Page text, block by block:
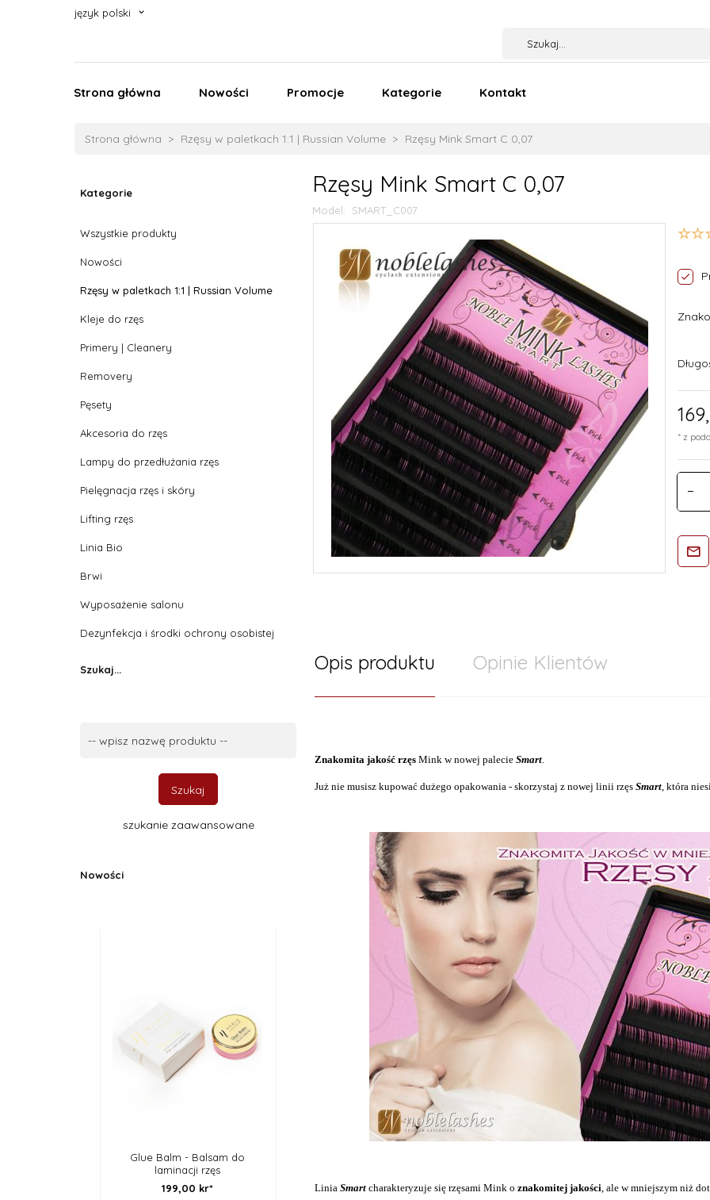
język polski
Strona główna Nowości Promocje Kategorie Kontakt
Strona główna Rzęsy w paletkach 1:1 | Russian Volume Rzęsy Mink Smart C 0,07
Kategorie
Wszystkie produkty
Nowości
Rzęsy w paletkach 1:1 | Russian Volume
Kleje do rzęs
Primery | Cleanery
Removery
Pęsety
Akcesoria do rzęs
Lampy do przedłużania rzęs
Pielęgnacja rzęs i skóry
Lifting rzęs
Linia Bio
Brwi
Wyposażenie salonu
Dezynfekcja i środki ochrony osobistej
Szukaj...
Szukaj
szukanie zaawansowane
Nowości
Glue Balm - Balsam do
laminacji rzęs
199,00 kr* 189,00 kr*
185,00 kr*
Rzęsy Mink Smart C 0,07
Model:
SMART_C007
169,
* z
Opis produktu Opinie Klientów
Znakomita jakość rzęs Mink w nowej palecie Smart.
Już nie musisz kupować dużego opakowania - skorzystaj z nowej linii rzęs Smart, która
Linia Smart charakteryzuje się rzęsami Mink o znakomitej jakości, ale w mniejszym niż